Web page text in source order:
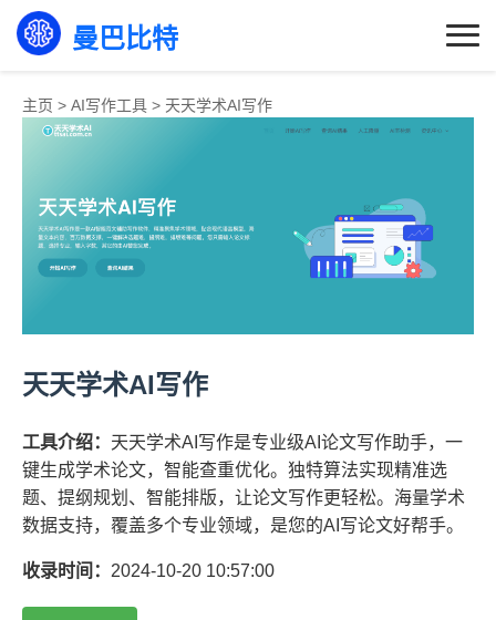
曼巴比特
主页 > AI写作工具 > 天天学术AI写作
天天学术AI写作
工具介绍： 天天学术AI写作是专业级AI论文写作助手，一
键生成学术论文，智能查重优化。独特算法实现精准选
题、提纲规划、智能排版，让论文写作更轻松。海量学术
数据支持，覆盖多个专业领域，是您的AI写论文好帮手。
收录时间： 2024-10-20 10:57:00